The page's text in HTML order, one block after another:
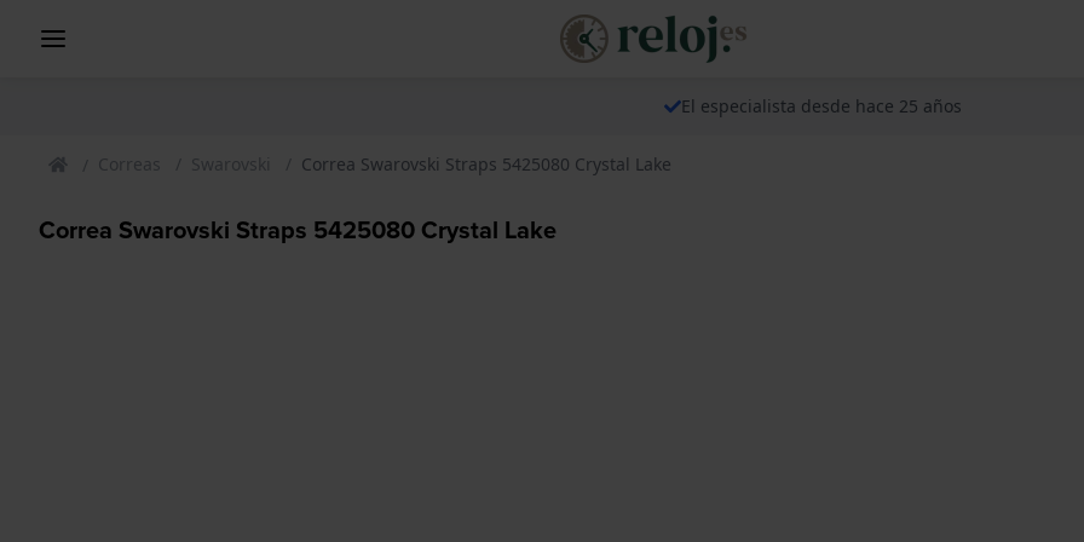
El especialista desde hace 25 años
Correas Swarovski Correa Swarovski Straps 5425080 Crystal Lake
Correa Swarovski Straps 5425080 Crystal Lake